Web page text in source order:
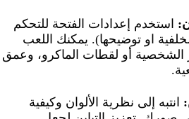
استخدم إعدادات الفتحة للتحكم
او توضيحها). يمكنك اللعب
أو لقطات الماكرو، وعمق
انتبه إلى نظرية الألوان وكيفية